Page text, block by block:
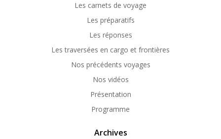
Les carnets de voyage
Les préparatifs
Les réponses
Les traversées en cargo et frontières
Nos précédents voyages
Nos vidéos
Présentation
Programme
Archives